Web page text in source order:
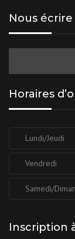
Nous écrire
Horaires
Lundi/Jeudi
Vendredi
Samedi/
Inscription